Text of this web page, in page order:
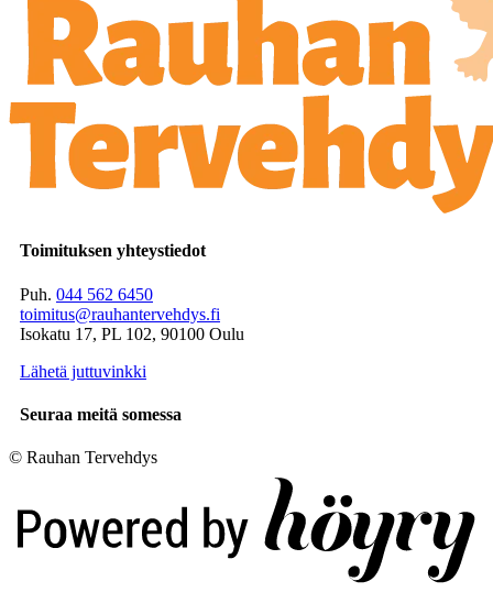
Toimituksen yhteystiedot
Puh. 044 562 6450
toimitus@rauhantervehdys.fi
Isokatu 17, PL 102, 90100 Oulu
Lähetä juttuvinkki
Seuraa meitä somessa
© Rauhan Tervehdys